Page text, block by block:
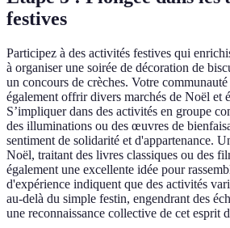
festives
Participez à des activités festives qui
à organiser une soirée de décoration de
un concours de crèches. Votre
également offrir divers marchés de Noël et
S’impliquer dans des activités en groupe
des illuminations ou des œuvres de
sentiment de solidarité et d'appartenance.
Noël, traitant des livres classiques ou des
également une excellente idée pour
d'expérience indiquent que des activités
au-delà du simple festin, engendrant des
une reconnaissance collective de cet esprit